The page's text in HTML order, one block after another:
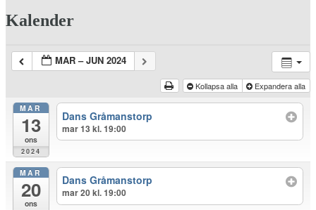
Kalender
MAR – JUN 2024
Kollapsa alla Expandera alla
MAR
13
ons
2024
Dans Gråmanstorp
mar 13 kl. 19:00
MAR
20
ons
Dans Gråmanstorp
mar 20 kl. 19:00